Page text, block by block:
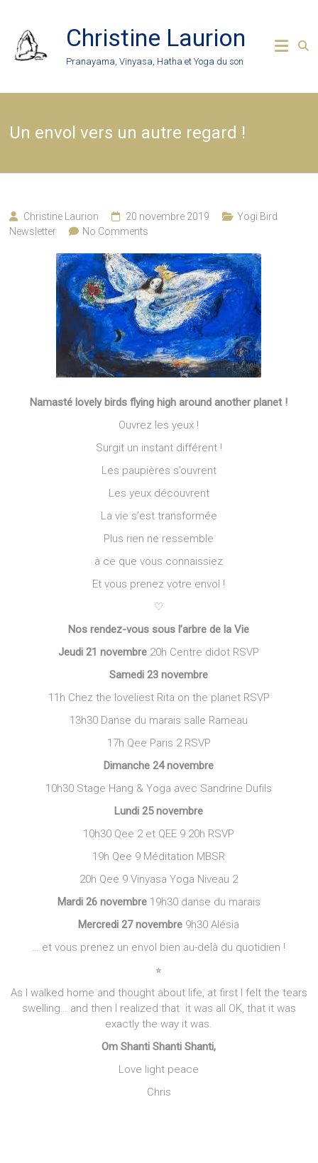
content
Christine Laurion
Pranayama, Vinyasa, Hatha et Yoga du son
Un envol vers un autre regard !
Christine Laurion 20 novembre 2019
Yogi Bird
Newsletter
No Comments
Namasté lovely birds flying high around another planet !
Ouvrez les yeux !
Surgit un instant différent !
Les paupières s’ouvrent
Les yeux découvrent
La vie s’est transformée
Plus rien ne ressemble
à ce que vous connaissiez
Et vous prenez votre envol !
♡
Nos rendez-vous sous l’arbre de la Vie
Jeudi 21 novembre 20h Centre didot RSVP
Samedi 23 novembre
11h Chez the loveliest Rita on the planet RSVP
13h30 Danse du marais salle Rameau
17h Qee Paris 2 RSVP
Dimanche 24 novembre
10h30 Stage Hang & Yoga avec Sandrine Dufils
Lundi 25 novembre
10h30 Qee 2 et QEE 9 20h RSVP
19h Qee 9 Méditation MBSR
20h Qee 9 Vinyasa Yoga Niveau 2
Mardi 26 novembre19h30 danse du marais
Mercredi 27 novembre 9h30 Alésia
… et vous prenez un envol bien au-delà du quotidien !
⭐︎
As I walked home and thought about life, at first I felt the tears
swelling… and then I realized that it was all OK, that it was
exactly the way it was.
Om Shanti Shanti Shanti,
Love light peace
Chris